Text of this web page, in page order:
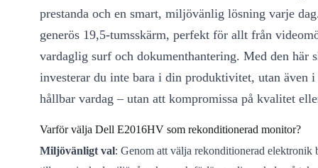
prestanda och en smart, miljövänlig lösning varje
generös 19,5-tumsskärm, perfekt för allt från
vardaglig surf och dokumenthantering. Med den här
investerar du inte bara i din produktivitet, utan även i
hållbar vardag – utan att kompromissa på kvalitet
Varför välja Dell E2016HV som rekonditionerad monitor?
Miljövänligt val: Genom att välja rekonditionerad elektronik